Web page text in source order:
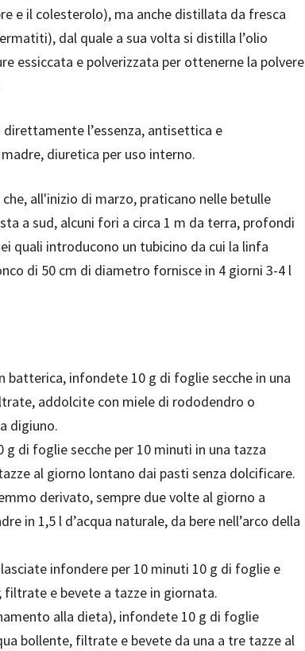
e il colesterolo), ma anche distillata da fresca
dal quale a sua volta si distilla l’olio
essiccata e polverizzata per ottenerne la polvere
l’essenza, antisettica e
diuretica per uso interno.
all'inizio di marzo, praticano nelle betulle
a sud, alcuni fori a circa 1 m da terra, profondi
quali introducono un tubicino da cui la linfa
di 50 cm di diametro fornisce in 4 giorni 3-4 l
batterica, infondete 10 g di foglie secche in una
addolcite con miele di rododendro o
digiuno.
g di foglie secche per 10 minuti in una tazza
al giorno lontano dai pasti senza dolcificare.
derivato, sempre due volte al giorno a
in 1,5 l d’acqua naturale, da bere nell’arco della
infondere per 10 minuti 10 g di foglie e
filtrate e bevete a tazze in giornata.
alla dieta), infondete 10 g di foglie
bollente, filtrate e bevete da una a tre tazze al